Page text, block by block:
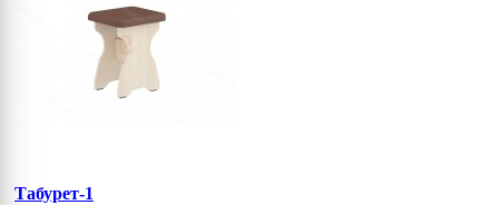
Табурет-1